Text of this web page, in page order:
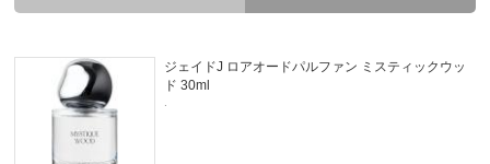
ジェイドJ ロアオードパルファン ミスティックウッ
ド 30ml
.